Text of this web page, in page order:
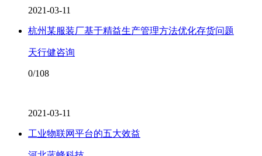
2021-03-11
杭州某服装厂基于精益生产管理方法优化存货问题
天行健咨询
0/108
2021-03-11
工业物联网平台的五大效益